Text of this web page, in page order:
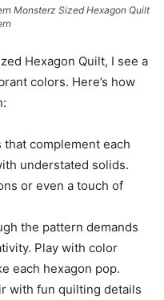
Monsterz Sized Hexagon Quilt
Hexagon Quilt, I see a
colors. Here’s how
that complement each
understated solids.
or even a touch of
the pattern demands
Play with color
each hexagon pop.
with fun quilting details